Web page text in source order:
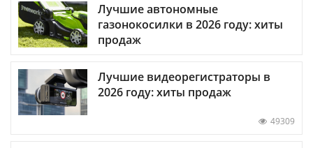
Лучшие автономные
газонокосилки в 2026 году: хиты
продаж
Лучшие видеорегистраторы в
2026 году: хиты продаж
49309